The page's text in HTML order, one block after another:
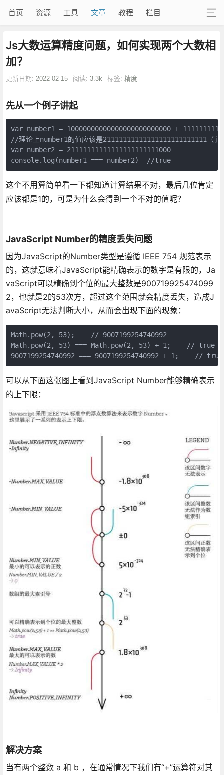
首页 资源 工具 文章 教程 栏目
Js大数运算精度问题，如何实现两个大数相
加？
更新日期: 2022-02-15 阅读: 3.3k 标签: 精度
先从一个例子讲起
var number1 = 10000000000000000000000000 +
//理论上number1的值应该是21111111111111111111111111
var number2 = 21111111111111111111111000
console.log(number1 === number2)  //true
这个不用算简单看一下都知道计算结果不对，最后几位肯定
应该都是1的，可是为什么会得到一个不对的值呢？
JavaScript Number的精度丢失问题
因为JavaScript的Number类型是遵循 IEEE 754 规范表示
的，这就意味着JavaScript能精确表示的数字是有限的，Ja
vaScript可以精确到个位的最大整数是900719925474099
2，也就是2的53次方，超过这个范围就会精度丢失，造成J
avaScript无法判断大小，从而会出现下面的现象：
Math.pow(2, 53);    // 9007199254740992
Math.pow(2, 53) === Math.pow(2, 53) + 1;    // true
9007199254740992 === 9007199254740992 + 1;    // true
可以从下面这张图上看到JavaScript Number能够精确表示
的上下限：
解决方案
当有两个整数 a 和 b ，在通常情况下我们有“+”运算符对其